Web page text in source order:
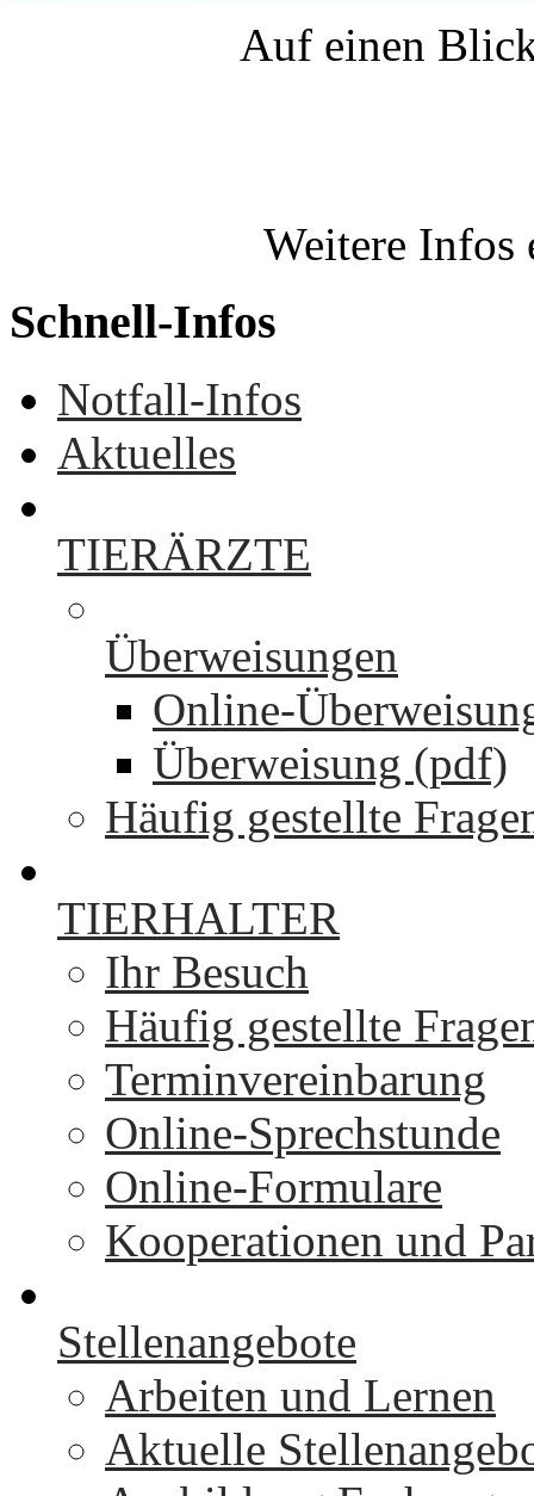
Auf einen
Weitere Infos
Schnell-Infos
Notfall-Infos
Aktuelles
TIERÄRZTE
Überweisungen
Online-
Überweisung (pdf)
Häufig gestellte
TIERHALTER
Ihr Besuch
Häufig gestellte
Terminvereinbarung
Online-Sprechstunde
Online-Formulare
Kooperationen und
Stellenangebote
Arbeiten und Lernen
Aktuelle